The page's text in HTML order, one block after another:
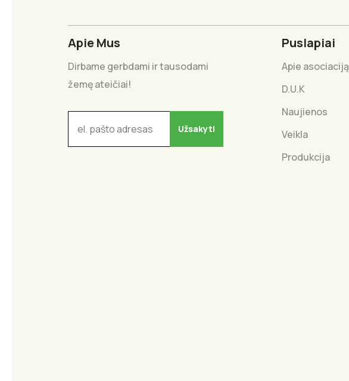
Apie Mus
Dirbame gerbdami ir tausodami
žemę ateičiai!
Puslapiai
Apie asociaciją
D.U.K
Naujienos
Veikla
Produkcija